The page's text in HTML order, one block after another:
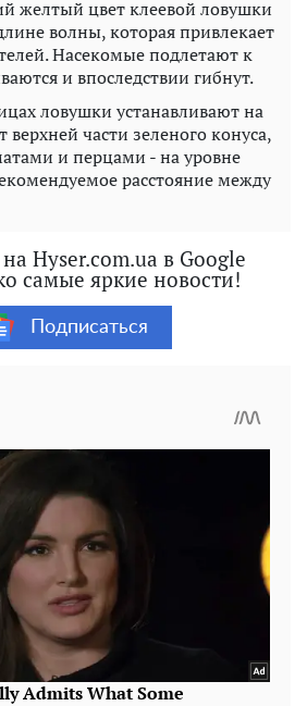
желтый цвет клеевой ловушки
волны, которая привлекает
Насекомые подлетают к
и впоследствии гибнут.
ловушки устанавливают на
верхней части зеленого конуса,
и перцами - на уровне
расстояние между
Hyser.com.ua в Google
самые яркие новости!
Подписаться